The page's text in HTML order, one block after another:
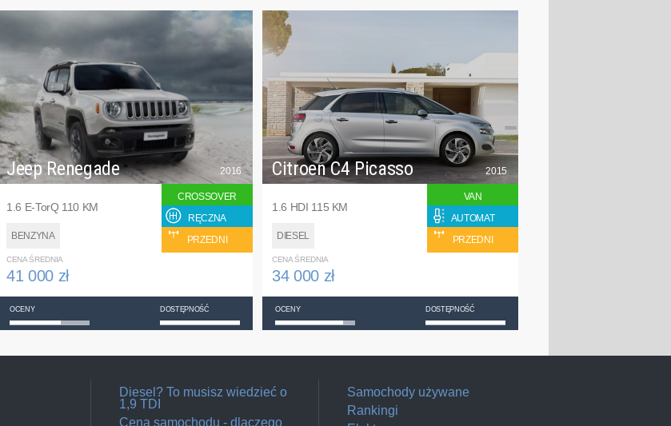
Jeep Renegade
1.6 E-TorQ 110 KM
BENZYNA
2016
CROSSOVER
RĘCZNA
PRZEDNI
CENA ŚREDNIA
41 000 zł
OCENY DOSTĘPNOŚĆ
Citroen C4 Picasso
1.6 HDI 115 KM
DIESEL
2015
VAN
AUTOMAT
PRZEDNI
CENA ŚREDNIA
34 000 zł
OCENY DOSTĘPNOŚĆ
Diesel? To musisz wiedzieć o
1,9 TDI
Cena samochodu - dlaczego
Samochody używane
Rankingi